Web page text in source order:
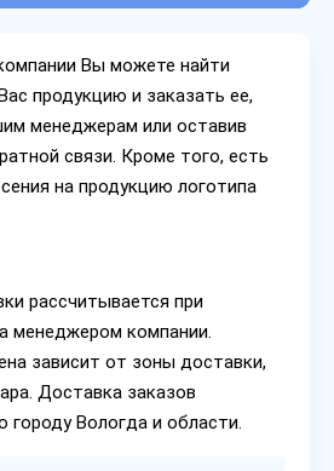
Вы можете найти
продукцию и заказать ее,
менеджерам или оставив
связи. Кроме того, есть
на продукцию логотипа
рассчитывается при
менеджером компании.
зависит от зоны доставки,
Доставка заказов
городу Вологда и области.